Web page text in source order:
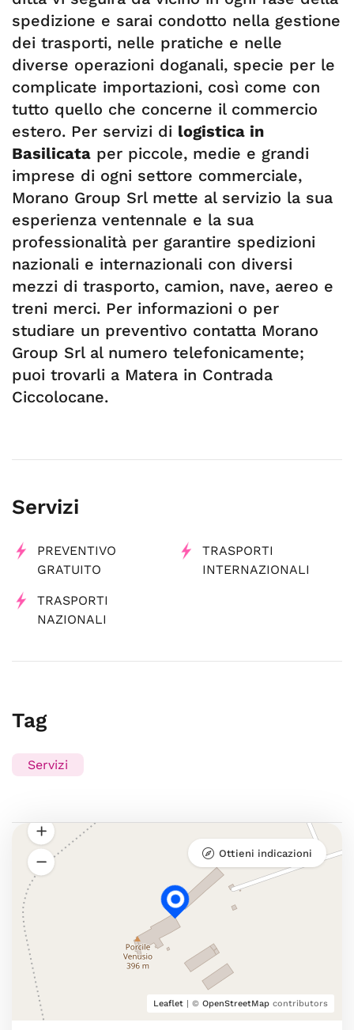
spedizione e sarai condotto nella gestione
dei trasporti, nelle pratiche e nelle
diverse operazioni doganali, specie per le
complicate importazioni, così come con
tutto quello che concerne il commercio
estero. Per servizi di logistica in
Basilicata per piccole, medie e grandi
imprese di ogni settore commerciale,
Morano Group Srl mette al servizio la sua
esperienza ventennale e la sua
professionalità per garantire spedizioni
nazionali e internazionali con diversi
mezzi di trasporto, camion, nave, aereo e
treni merci. Per informazioni o per
studiare un preventivo contatta Morano
Group Srl al numero telefonicamente;
puoi trovarli a Matera in Contrada
Ciccolocane.
Servizi
PREVENTIVO
GRATUITO
TRASPORTI
INTERNAZIONALI
TRASPORTI
NAZIONALI
Tag
Servizi
Leaflet | © OpenStreetMap contributors
Ottieni indicazioni